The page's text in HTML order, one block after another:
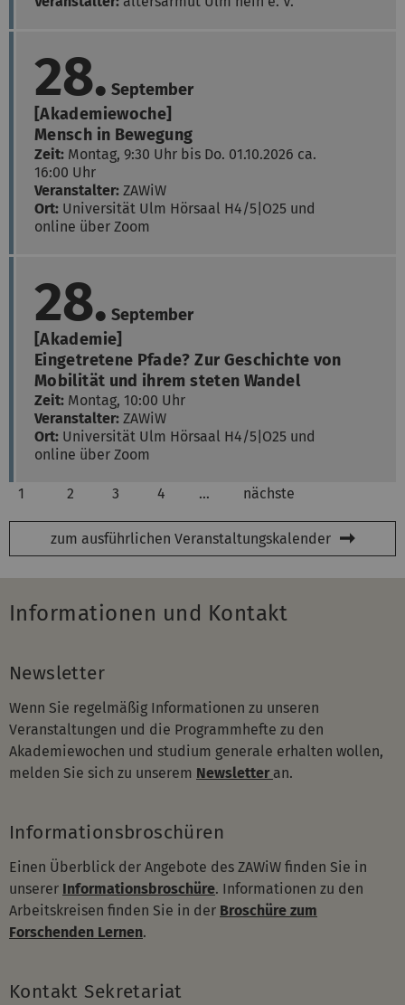
28. September
[Akademiewoche]
Mensch in Bewegung
Zeit: Montag, 9:30 Uhr bis Do. 01.10.2026 ca.
16:00 Uhr
Veranstalter: ZAWiW
Ort: Universität Ulm Hörsaal H4/5|O25 und
online über Zoom
28. September
[Akademie]
Eingetretene Pfade? Zur Geschichte von
Mobilität und ihrem steten Wandel
Zeit: Montag, 10:00 Uhr
Veranstalter: ZAWiW
Ort: Universität Ulm Hörsaal H4/5|O25 und
online über Zoom
1 2 3 4 … nächste
zum ausführlichen Veranstaltungskalender
Informationen und Kontakt
Newsletter
Wenn Sie regelmäßig Informationen zu unseren
Veranstaltungen und die Programmhefte zu den
Akademiewochen und studium generale erhalten wollen,
melden Sie sich zu unserem Newsletter an.
Informationsbroschüren
Einen Überblick der Angebote des ZAWiW finden Sie in
unserer Informationsbroschüre. Informationen zu den
Arbeitskreisen finden Sie in der Broschüre zum
Forschenden Lernen.
Kontakt Sekretariat